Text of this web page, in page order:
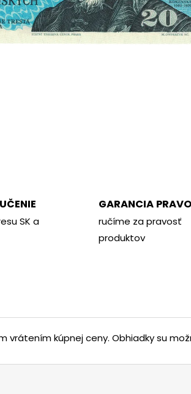
SK a
GARANCIA
ručíme za pravosť
produktov
vrátením kúpnej ceny. Obhiadky su
€350